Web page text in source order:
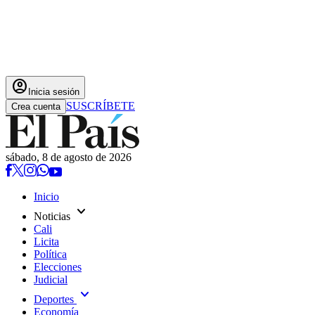
account_circle Inicia sesión
Crea cuenta SUSCRÍBETE
sábado, 8 de agosto de 2026
Inicio
Noticias expand_more
Cali
Licita
Política
Elecciones
Judicial
Deportes expand_more
Economía